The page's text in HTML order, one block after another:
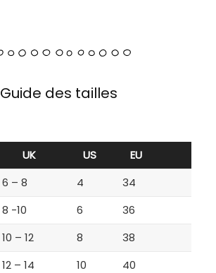
Guide des tailles
UK US
EU
6 – 8 4
34
8 -10 6
36
10 – 12 8
38
12 – 14 10
40